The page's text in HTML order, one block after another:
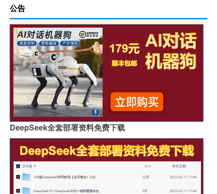
公告
DeepSeek全套部署资料免费下载